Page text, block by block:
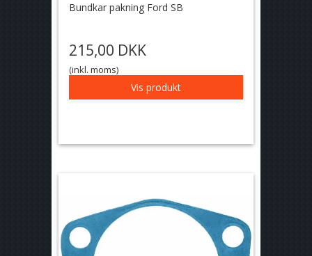
Bundkar pakning Ford SB
215,00 DKK
(inkl. moms)
Vis produkt